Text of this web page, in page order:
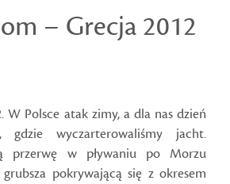
– Grecja 2012
W Polsce atak zimy, a dla nas dzień
wyczarterowaliśmy jacht.
przerwę w pływaniu po Morzu
pokrywającą się z okresem